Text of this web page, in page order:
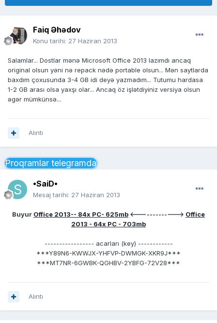
Faiq Əhədov
Konu tarihi: 27 Haziran 2013
Salamlar... Dostlar mənə Microsoft Office 2013 lazımdı ancaq
original olsun yəni nə repack nədə portable olsun... Mən saytlarda
baxdım çoxusunda 3-4 GB idi deyə yazmadım... Tutumu hardasa
1-2 GB arası olsa yaxşı olar... Ancaq öz işlətdiyiniz versiya olsun
əgər mümkünsə...
Alıntı
Proqramlar telegramda
•SaiD•
Mesaj tarihi: 27 Haziran 2013
Buyur Office 2013-- 84x PC- 625mb <-------------> Office
2013 - 64x PC - 703mb
----------------- acarları (key) ------------
***Y89N6-KWWJX-YHFVP-DWMGK-XKR9J***
***MT7NR-6GWBK-QGHBV-2YBFG-72V28***
Alıntı